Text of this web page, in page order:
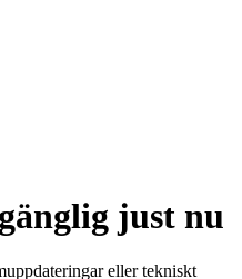
just nu
eller tekniskt